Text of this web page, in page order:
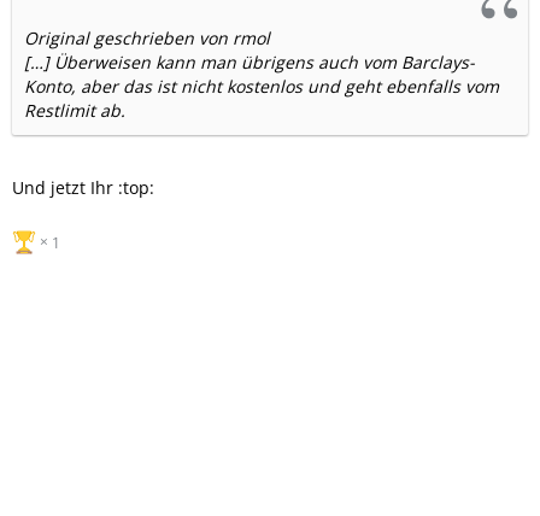
Original geschrieben von rmol
[…] Überweisen kann man übrigens auch vom Barclays-
Konto, aber das ist nicht kostenlos und geht ebenfalls vom
Restlimit ab.
Und jetzt Ihr :top:
1